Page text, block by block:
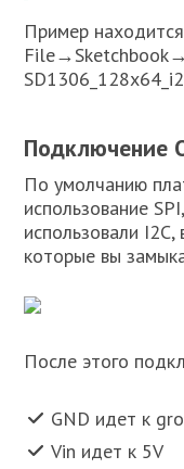
Пример
Подключение
По умолчанию
использование
использовали
которые вы
После этого
GND идет к
Vin идет к 5V